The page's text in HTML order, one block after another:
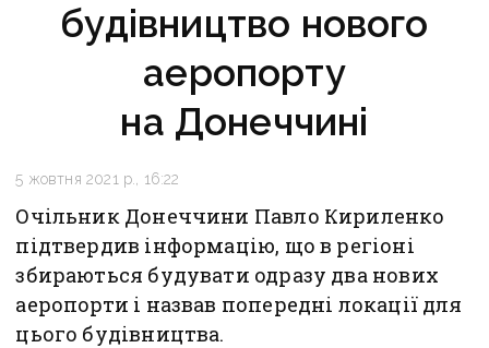
будівництво нового
аеропорту
на Донеччині
5 жовтня 2021 р., 16:22
Очільник Донеччини Павло Кириленко
підтвердив інформацію, що в регіоні
збираються будувати одразу два нових
аеропорти і назвав попередні локації для
цього будівництва.